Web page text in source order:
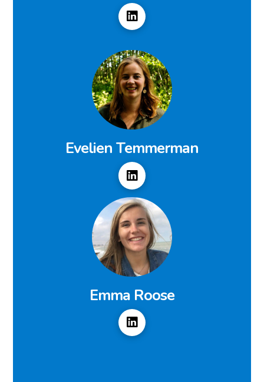
Evelien Temmerman
Emma Roose